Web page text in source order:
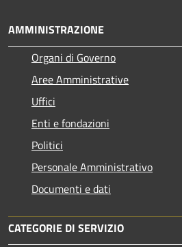
AMMINISTRAZIONE
Organi di Governo
Aree Amministrative
Uffici
Enti e fondazioni
Politici
Personale Amministrativo
Documenti e dati
CATEGORIE DI SERVIZIO